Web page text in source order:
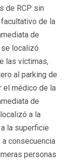
de RCP sin
de la
de
se localizó
las víctimas,
al parking de
el médico de la
de
a la
la superficie
consecuencia
personas